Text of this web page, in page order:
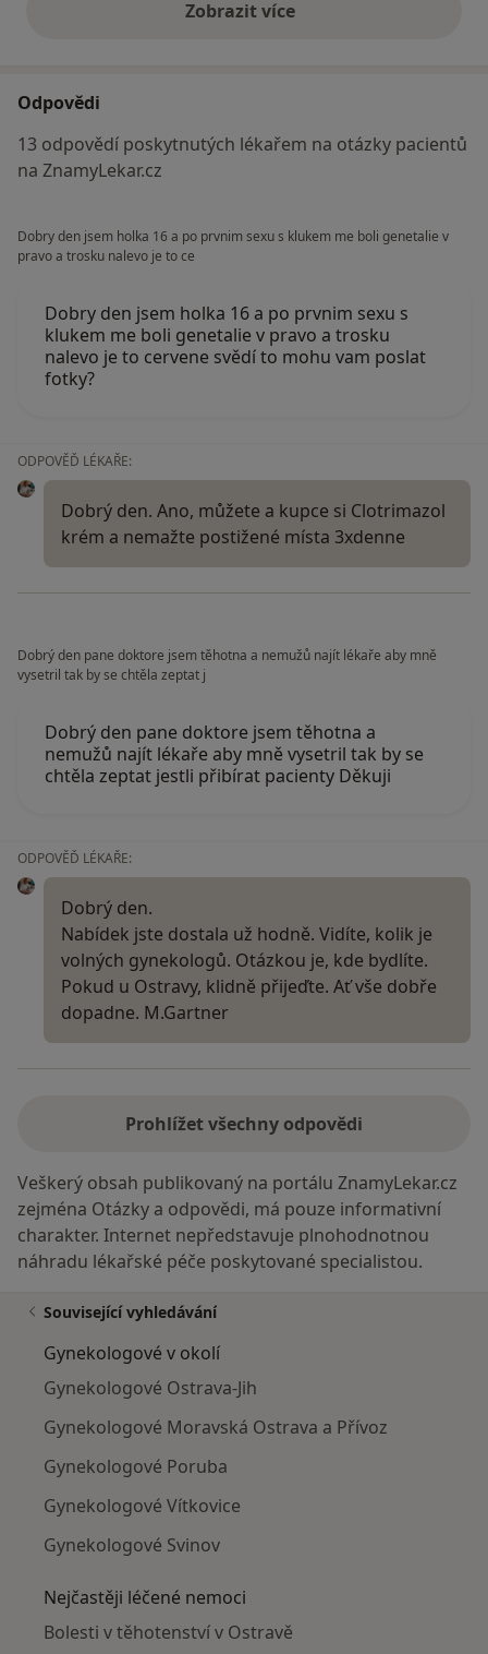
Zobrazit vícevýše uvedené názory
Odpovědi
13 odpovědí poskytnutých lékařem na otázky pacientů
na ZnamyLekar.cz
Dobry den jsem holka 16 a po prvnim sexu s klukem me boli genetalie v
pravo a trosku nalevo je to ce
Dobry den jsem holka 16 a po prvnim sexu s
klukem me boli genetalie v pravo a trosku
nalevo je to cervene svědí to mohu vam poslat
fotky?
ODPOVĚĎ LÉKAŘE:
Dobrý den. Ano, můžete a kupce si Clotrimazol
krém a nemažte postižené místa 3xdenne
Dobrý den pane doktore jsem těhotna a nemužů najít lékaře aby mně
vysetril tak by se chtěla zeptat j
Dobrý den pane doktore jsem těhotna a
nemužů najít lékaře aby mně vysetril tak by se
chtěla zeptat jestli přibírat pacienty Děkuji
ODPOVĚĎ LÉKAŘE:
Dobrý den.
Nabídek jste dostala už hodně. Vidíte, kolik je
volných gynekologů. Otázkou je, kde bydlíte.
Pokud u Ostravy, klidně přijeďte. Ať vše dobře
dopadne. M.Gartner
Prohlížet všechny odpovědi
Veškerý obsah publikovaný na portálu ZnamyLekar.cz
zejména Otázky a odpovědi, má pouze informativní
charakter. Internet nepředstavuje plnohodnotnou
náhradu lékařské péče poskytované specialistou.
Související vyhledávání
Gynekologové v okolí
Gynekologové Ostrava-Jih
Gynekologové Moravská Ostrava a Přívoz
Gynekologové Poruba
Gynekologové Vítkovice
Gynekologové Svinov
Nejčastěji léčené nemoci
Bolesti v těhotenství v Ostravě